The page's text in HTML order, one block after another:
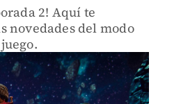
2! Aquí te
novedades del modo